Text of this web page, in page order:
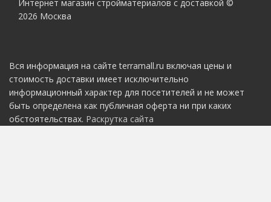
Интернет магазин стройматериалов с доставкой ©
2026 Москва
Вся информация на сайте terramall.ru включая цены и
стоимость доставки имеет исключительно
информационный характер для посетителей и не может
быть определена как публичная оферта ни при каких
обстоятельствах. Раскрутка сайта